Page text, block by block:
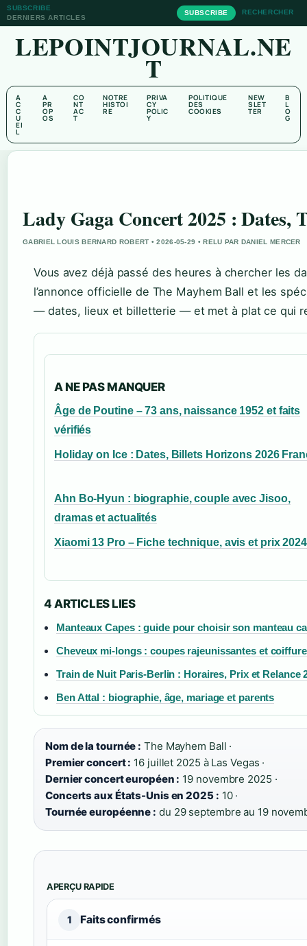
SUBSCRIBE
DERNIERS ARTICLES
SUBSCRIBE RECHERCHER
LEPOINTJOURNAL.NE
T
A
C
C
U
EI
L
A
PR
OP
OS
CO
NT
AC
T
NOTRE
HISTOI
RE
PRIVA
CY
POLIC
Y
POLITIQUE
DES
COOKIES
NEW
SLET
TER
B
L
O
G
Lady Gaga Concert 2025 : Dates,
GABRIEL LOUIS BERNARD ROBERT • 2026-05-29 • RELU PAR DANIEL MERCER
Vous avez déjà passé des heures à chercher les
l’annonce officielle de The Mayhem Ball et les
— dates, lieux et billetterie — et met à plat ce qui
A NE PAS MANQUER
Âge de Poutine – 73 ans, naissance 1952 et faits
vérifiés
Holiday on Ice : Dates, Billets Horizons 2026
Ahn Bo-Hyun : biographie, couple avec Jisoo,
dramas et actualités
Xiaomi 13 Pro – Fiche technique, avis et prix 2024
4 ARTICLES LIES
Manteaux Capes : guide pour choisir son manteau
Cheveux mi-longs : coupes rajeunissantes et
Train de Nuit Paris-Berlin : Horaires, Prix et Relance
Ben Attal : biographie, âge, mariage et parents
Nom de la tournée : The Mayhem Ball ·
Premier concert : 16 juillet 2025 à Las Vegas ·
Dernier concert européen : 19 novembre 2025 ·
Concerts aux États-Unis en 2025 : 10 ·
Tournée européenne : du 29 septembre au 19
APERÇU RAPIDE
1 Faits confirmés